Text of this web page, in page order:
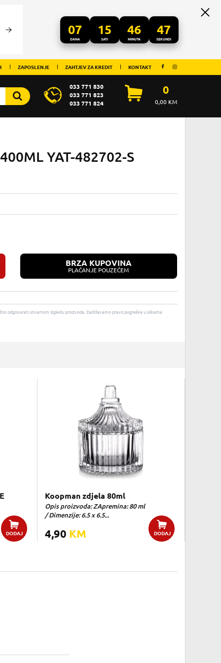
07
DANA
15
SATI
46
MINUTA
47
SEKUNDI
ZAPOSLENJE ZAHTJEV ZA KREDIT KONTAKT
033 771 830
033 771 823
033 771 824
0
0,00KM
YAT-482702-S
BRZA KUPOVINA
PLAĆANJE POUZEĆEM
odgovarati stvarnom izgledu proizvoda. Zadržavamo pravo pogreške u slikama
DODAJ
Koopman zdjela 80ml
Opis proizvoda: ZApremina: 80 ml
/ Dimenzije: 6.5 x 6.5...
4,90 KM DODAJ